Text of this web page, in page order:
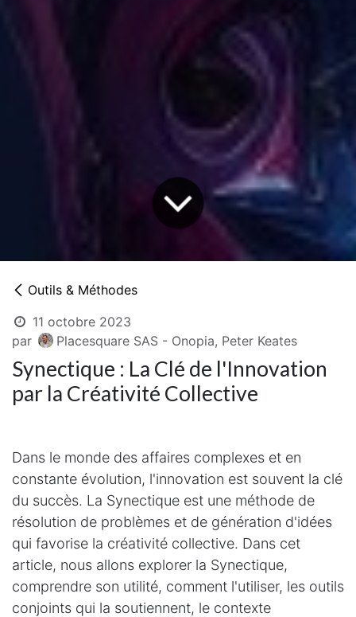
Outils & Méthodes
11 octobre 2023
par
Placesquare SAS - Onopia, Peter Keates
Synectique : La Clé de l'Innovation
par la Créativité Collective
Dans le monde des affaires complexes et en
constante évolution, l'innovation est souvent la clé
du succès. La Synectique est une méthode de
résolution de problèmes et de génération d'idées
qui favorise la créativité collective. Dans cet
article, nous allons explorer la Synectique,
comprendre son utilité, comment l'utiliser, les outils
conjoints qui la soutiennent, le contexte